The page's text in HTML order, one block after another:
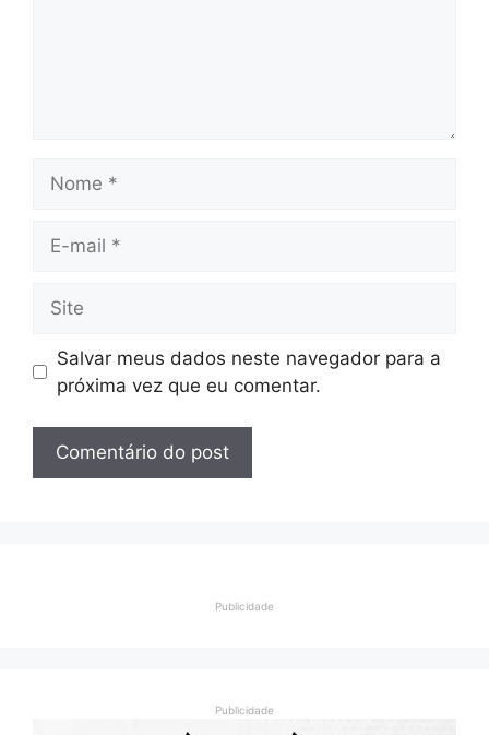
mail
Salvar meus dados neste navegador para a
próxima vez que eu comentar.
Publicidade
Publicidade